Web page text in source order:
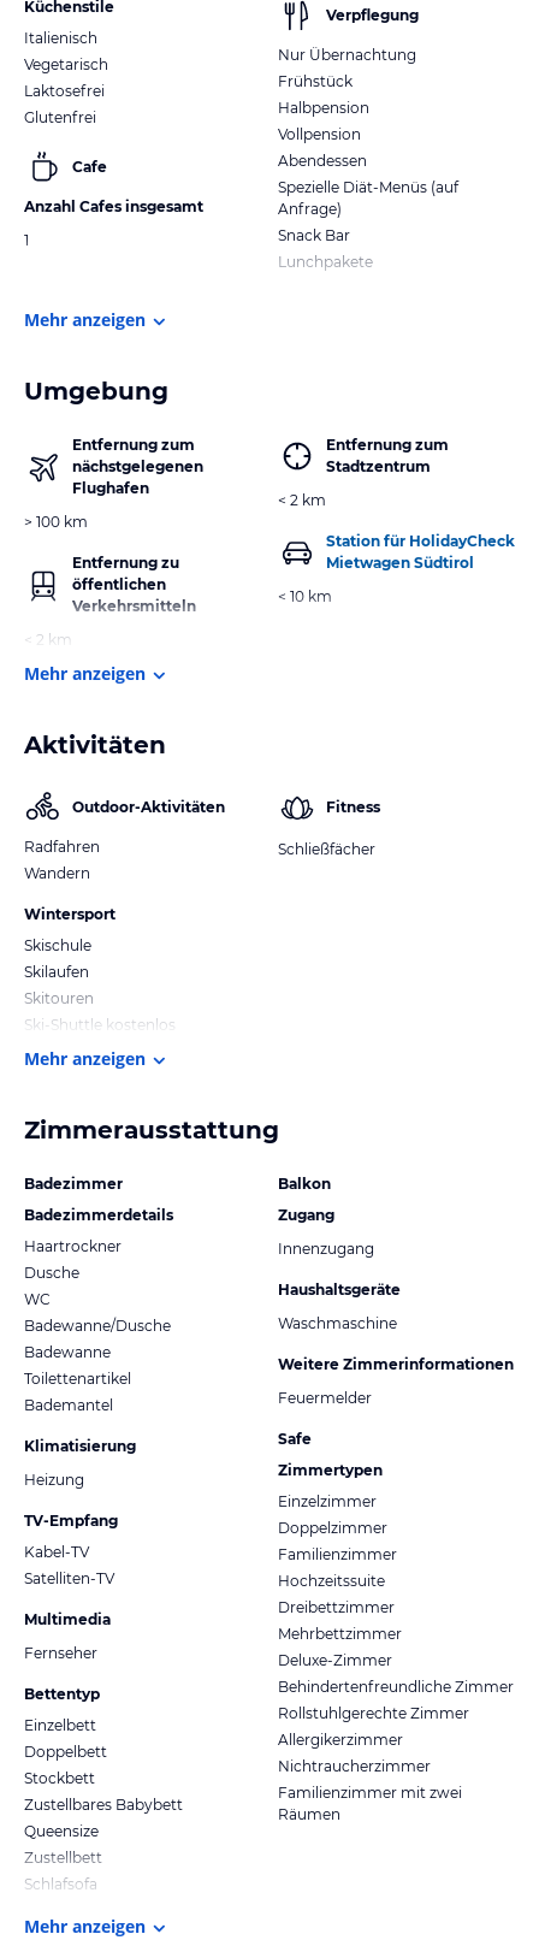
Küchenstile
Italienisch
Vegetarisch
Laktosefrei
Glutenfrei
Cafe
Anzahl Cafes insgesamt
1
Verpflegung
Nur Übernachtung
Frühstück
Halbpension
Vollpension
Abendessen
Spezielle Diät-Menüs (auf
Anfrage)
Snack Bar
Lunchpakete
Mehr anzeigen
Umgebung
Entfernung zum
nächstgelegenen
Flughafen
> 100 km
Entfernung zu
öffentlichen
Verkehrsmitteln
< 2 km
Entfernung zum
Stadtzentrum
< 2 km
Station für HolidayCheck
Mietwagen Südtirol
< 10 km
Mehr anzeigen
Aktivitäten
Outdoor-Aktivitäten
Radfahren
Wandern
Wintersport
Skischule
Skilaufen
Skitouren
Ski-Shuttle kostenlos
Fitness
Schließfächer
Mehr anzeigen
Zimmerausstattung
Badezimmer
Badezimmerdetails
Haartrockner
Dusche
WC
Badewanne/Dusche
Badewanne
Toilettenartikel
Bademantel
Klimatisierung
Heizung
TV-Empfang
Kabel-TV
Satelliten-TV
Multimedia
Fernseher
Bettentyp
Einzelbett
Doppelbett
Stockbett
Zustellbares Babybett
Queensize
Zustellbett
Schlafsofa
Balkon
Zugang
Innenzugang
Haushaltsgeräte
Waschmaschine
Weitere Zimmerinformationen
Feuermelder
Safe
Zimmertypen
Einzelzimmer
Doppelzimmer
Familienzimmer
Hochzeitssuite
Dreibettzimmer
Mehrbettzimmer
Deluxe-Zimmer
Behindertenfreundliche Zimmer
Rollstuhlgerechte Zimmer
Allergikerzimmer
Nichtraucherzimmer
Familienzimmer mit zwei
Räumen
Mehr anzeigen